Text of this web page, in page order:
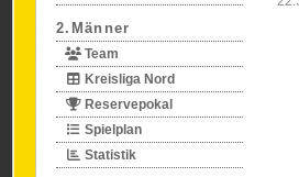
2.Männer
Team
Kreisliga Nord
Reservepokal
Spielplan
Statistik